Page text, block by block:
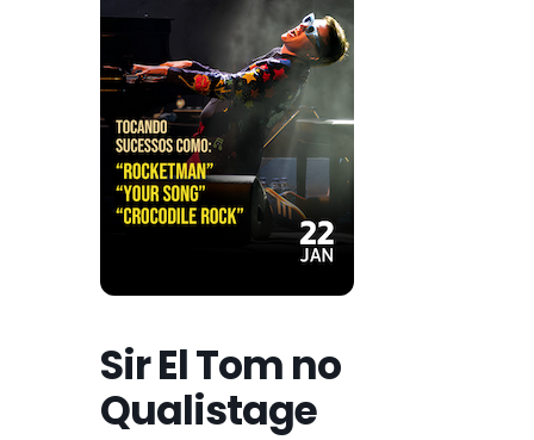
Sir El Tom no
Qualistage